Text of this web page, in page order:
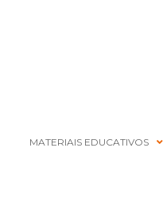
MATERIAIS EDUCATIVOS